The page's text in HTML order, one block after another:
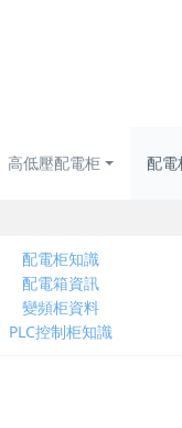
高低壓配電柜 配電
配電柜知識
配電箱資訊
變頻柜資料
PLC控制柜知識